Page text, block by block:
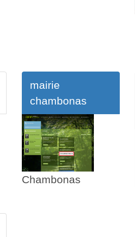
mairie
chambonas
Chambonas